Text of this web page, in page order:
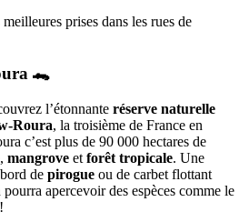
prises dans les rues de
🐊
l’étonnante réserve naturelle
Roura, la troisième de France en
c’est plus de 90 000 hectares de
, mangrove et forêt tropicale. Une
de pirogue ou de carbet flottant
apercevoir des espèces comme le
!